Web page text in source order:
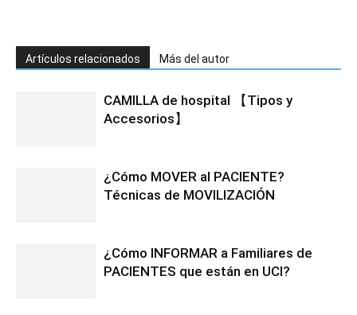
Artículos relacionados Más del autor
CAMILLA de hospital 【Tipos y
Accesorios】
¿Cómo MOVER al PACIENTE?
Técnicas de MOVILIZACIÓN
¿Cómo INFORMAR a Familiares de
PACIENTES que están en UCI?